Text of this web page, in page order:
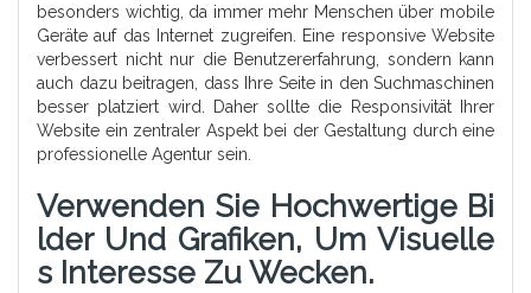
besonders wichtig, da immer mehr Menschen über mobile
Geräte auf das Internet zugreifen. Eine responsive Website
verbessert nicht nur die Benutzererfahrung, sondern kann
auch dazu beitragen, dass Ihre Seite in den Suchmaschinen
besser platziert wird. Daher sollte die Responsivität Ihrer
Website ein zentraler Aspekt bei der Gestaltung durch eine
professionelle Agentur sein.
Verwenden Sie Hochwertige Bi
Lder Und Grafiken, Um Visuelle
S Interesse Zu Wecken.